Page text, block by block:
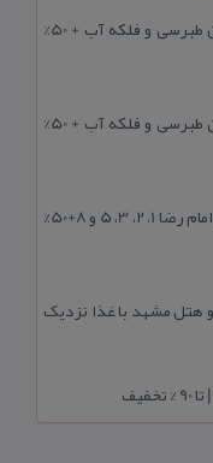
لیست هتل آپارتمان های مشهد در هتل خیابان طبرسی و فلکه آب + 50%
لیست هتل آپارتمان های مشهد در هتل خیابان طبرسی و فلکه آب + 50%
رزرو هتل در خیابان امام رضا مشهد | هتل‌ های امام رضا 1، 2، 3، 5 و 8+50%
هتل مشهد با غذا نزدیک